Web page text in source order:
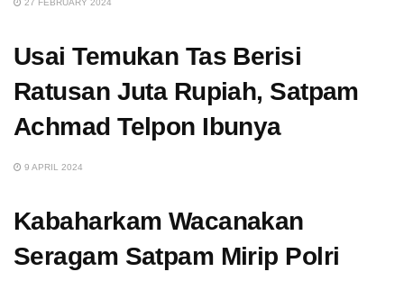
27 FEBRUARY 2024
Usai Temukan Tas Berisi
Ratusan Juta Rupiah, Satpam
Achmad Telpon Ibunya
9 APRIL 2024
Kabaharkam Wacanakan
Seragam Satpam Mirip Polri